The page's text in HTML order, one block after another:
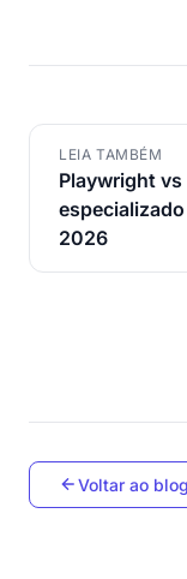
LEIA TAMBÉM
Playwright
2026
Voltar ao blog